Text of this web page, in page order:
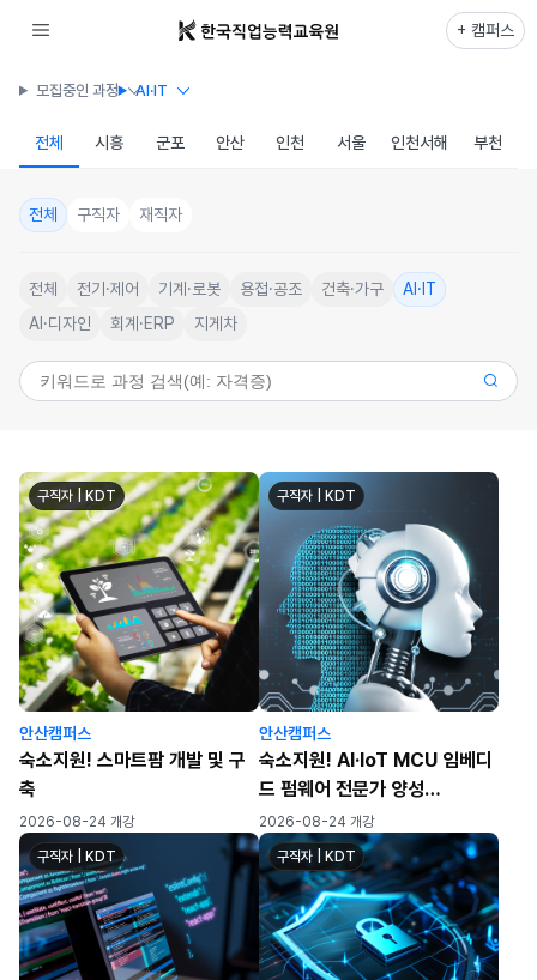
+ 캠퍼스
모집중인 과정 AI·IT
전체 시흥 군포 안산 인천 서울 인천서해 부천
전체 구직자 재직자
전체 전기·제어 기계·로봇 용접·공조 건축·가구
AI·IT
AI·디자인
회계·ERP 지게차
구직자 | KDT
안산캠퍼스
숙소지원! 스마트팜 개발 및 구
축
2026-08-24 개강
구직자 | KDT
안산캠퍼스
숙소지원! AI·IoT MCU 임베디
드 펌웨어 전문가 양성
(STM32·ESP32 실무)
2026-08-24 개강
구직자 | KDT 구직자 | KDT